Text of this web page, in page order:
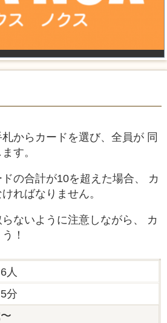
からカードを選び、全員が 同
す。
の合計が10を超えた場合、 カ
ればなりません。
ないように注意しながら、 カ
！
人
分